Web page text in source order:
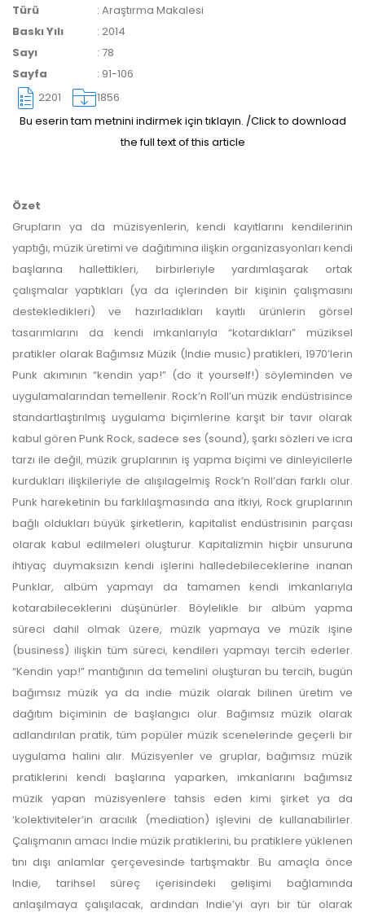
Alan Editörü değerlendirmesi
Dergipark üzerinden
gerçekleştirilmektedir.
Türü : Araştırma Makalesi
Baskı Yılı
: 2014
Sayı
: 78
Sayfa
: 91-106
2201
1856
Bu eserin tam metnini indirmek için tıklayın. /Click to download
the full text of this article
Özet
Grupların ya da müzisyenlerin, kendi kayıtlarını kendilerinin
yaptığı, müzik üretimi ve dağıtımına ilişkin organizasyonları kendi
başlarına hallettikleri, birbirleriyle yardımlaşarak ortak
çalışmalar yaptıkları (ya da içlerinden bir kişinin çalışmasını
destekledikleri) ve hazırladıkları kayıtlı ürünlerin görsel
tasarımlarını da kendi imkanlarıyla “kotardıkları” müziksel
pratikler olarak Bağımsız Müzik (Indie music) pratikleri, 1970’lerin
Punk akımının “kendin yap!” (do it yourself!) söyleminden ve
uygulamalarından temellenir. Rock’n Roll’un müzik endüstrisince
standartlaştırılmış uygulama biçimlerine karşıt bir tavır olarak
kabul gören Punk Rock, sadece ses (sound), şarkı sözleri ve icra
tarzı ile değil, müzik gruplarının iş yapma biçimi ve dinleyicilerle
kurdukları ilişkileriyle de alışılagelmiş Rock’n Roll’dan farklı olur.
Punk hareketinin bu farklılaşmasında ana itkiyi, Rock gruplarının
bağlı oldukları büyük şirketlerin, kapitalist endüstrisinin parçası
olarak kabul edilmeleri oluşturur. Kapitalizmin hiçbir unsuruna
ihtiyaç duymaksızın kendi işlerini halledebileceklerine inanan
Punklar, albüm yapmayı da tamamen kendi imkanlarıyla
kotarabileceklerini düşünürler. Böylelikle bir albüm yapma
süreci dahil olmak üzere, müzik yapmaya ve müzik işine
(business) ilişkin tüm süreci, kendileri yapmayı tercih ederler.
“Kendin yap!” mantığının da temelini oluşturan bu tercih, bugün
bağımsız müzik ya da indie müzik olarak bilinen üretim ve
dağıtım biçiminin de başlangıcı olur. Bağımsız müzik olarak
adlandırılan pratik, tüm popüler müzik scenelerinde geçerli bir
uygulama halini alır. Müzisyenler ve gruplar, bağımsız müzik
pratiklerini kendi başlarına yaparken, imkanlarını bağımsız
müzik yapan müzisyenlere tahsis eden kimi şirket ya da
‘kolektiviteler’in aracılık (mediation) işlevini de kullanabilirler.
Çalışmanın amacı Indie müzik pratiklerini, bu pratiklere yüklenen
tını dışı anlamlar çerçevesinde tartışmaktır. Bu amaçla önce
Indie, tarihsel süreç içerisindeki gelişimi bağlamında
anlaşılmaya çalışılacak, ardından Indie’yi ayrı bir tür olarak